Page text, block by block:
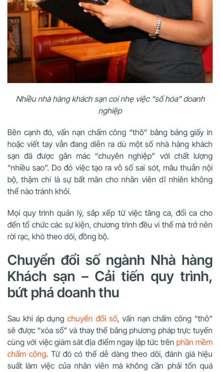
Nhiều nhà hàng khách sạn coi nhẹ việc “số hóa” doanh
nghiệp
Bên cạnh đó, vấn nạn chấm công “thô” bằng bảng giấy in
hoặc viết tay vẫn đang diễn ra dù một số nhà hàng khách
sạn đã được gắn mác “chuyên nghiệp” với chất lượng
“nhiều sao”. Do đó việc tạo ra vô số sai sót, mâu thuẫn nội
bộ, thậm chí là sự bất mãn cho nhân viên dĩ nhiên không
thể nào tránh khỏi.
Mọi quy trình quản lý, sắp xếp từ việc tăng ca, đổi ca cho
đến tổ chức các sự kiện, chương trình đều vì thế mà trở nên
rời rạc, khó theo dõi, đồng bộ.
Chuyển đổi số ngành Nhà hàng
Khách sạn – Cải tiến quy trình,
bứt phá doanh thu
Sau khi áp dụngchuyển đổi số, vấn nạn chấm công “thô”
sẽ được “xóa sổ” và thay thế bằng phương pháp trực tuyến
cùng với việc giám sát địa điểm ngay lập tức trên phần mềm
chấm công. Từ đó có thể dễ dàng theo dõi, đánh giá hiệu
suất làm việc của nhân viên mà không cần phải tốn quá